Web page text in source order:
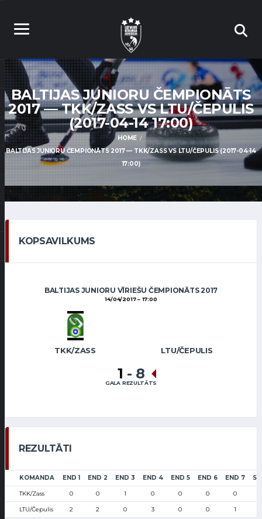
BALTIJAS JUNIORU ČEMPIONĀTS
2017 — TKK/ZASS VS LTU/ČEPULIS
(2017-04-14 17:00)
HOME
BALTIJAS JUNIORU ČEMPIONĀTS 2017 — TKK/ZASS VS LTU/ČEPULIS (2017-04-14
17:00)
KOPSAVILKUMS
BALTIJAS JUNIORU VĪRIEŠU ČEMPIONĀTS 2017
14/04/2017 17:00
TKK/ZASS LTU/ČEPULIS
1 - 8
GALA REZULTĀTS
REZULTĀTI
KOMANDA END 1 END 2 END 3 END 4 END 5 END 6 END 7
TKK/Zass 0 0 1 0 0 0 0
LTU/Čepulis 2 2 0 3 0 0 1